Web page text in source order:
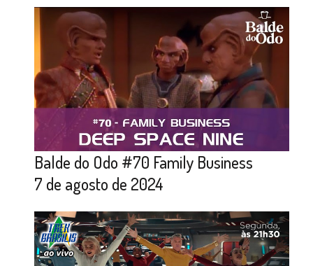
Balde do Odo #70 Family Business
7 de agosto de 2024